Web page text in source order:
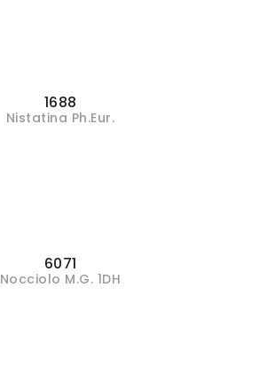
1688
Nistatina Ph.Eur.
6071
Nocciolo M.G. 1DH